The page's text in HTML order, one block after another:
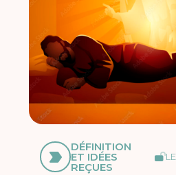
DÉFINITION
ET IDÉES
REÇUES